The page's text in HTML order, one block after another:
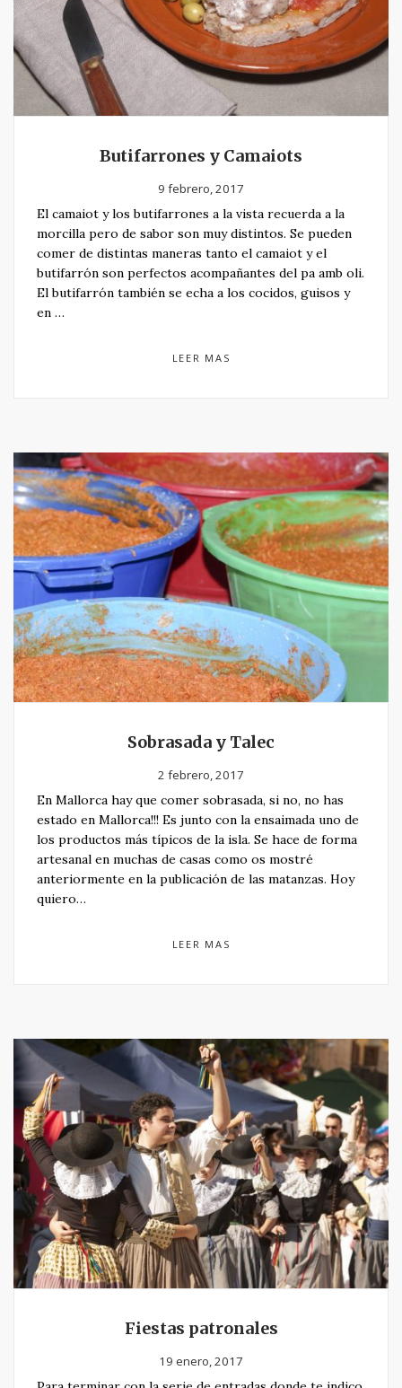
Butifarrones y Camaiots
9 febrero, 2017
El camaiot y los butifarrones a la vista recuerda a la
morcilla pero de sabor son muy distintos. Se pueden
comer de distintas maneras tanto el camaiot y el
butifarrón son perfectos acompañantes del pa amb oli.
El butifarrón también se echa a los cocidos, guisos y
en …
LEER MAS
Sobrasada y Talec
2 febrero, 2017
En Mallorca hay que comer sobrasada, si no, no has
estado en Mallorca!!! Es junto con la ensaimada uno de
los productos más típicos de la isla. Se hace de forma
artesanal en muchas de casas como os mostré
anteriormente en la publicación de las matanzas. Hoy
quiero…
LEER MAS
Fiestas patronales
19 enero, 2017